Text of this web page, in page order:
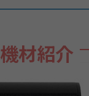
機材紹介